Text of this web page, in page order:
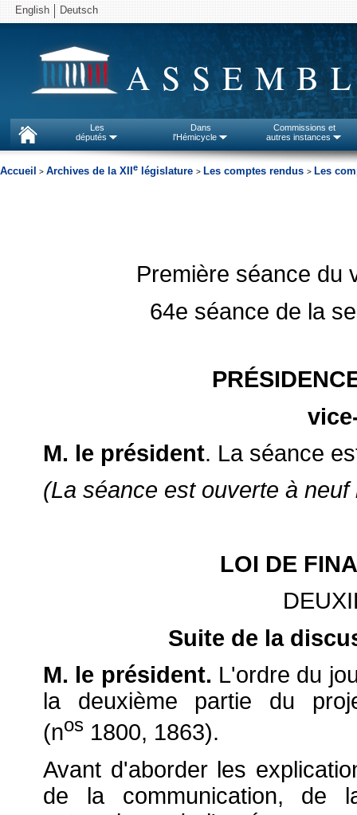
English Deutsch
Les
députés
Dans
l'Hémicycle
Commissions et
autres instances
Accueil > Archives de la XII e législature > Les comptes rendus > Les
Première séance du
64e séance de la
M. le président. La séance
(La séance est ouverte à
LOI DE
Suite de la
M. le président. L'ordre du
la deuxième partie du
(nos 1800, 1863).
Avant d'aborder les
de la communication, de